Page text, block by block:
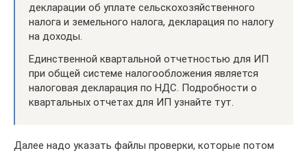
декларации об уплате сельскохозяйственного
налога и земельного налога, декларация по налогу
на доходы.
Единственной квартальной отчетностью для ИП
при общей системе налогообложения является
налоговая декларация по НДС. Подробности о
квартальных отчетах для ИП узнайте тут.
Далее надо указать файлы проверки, которые потом